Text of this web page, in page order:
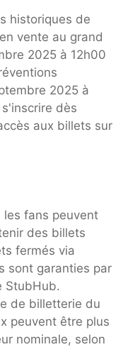
historiques de
vente au grand
2025 à 12h00
2025 à
dès
aux billets sur
fans peuvent
des billets
fermés via
sont garanties par
StubHub.
de billetterie du
peuvent être plus
nominale, selon